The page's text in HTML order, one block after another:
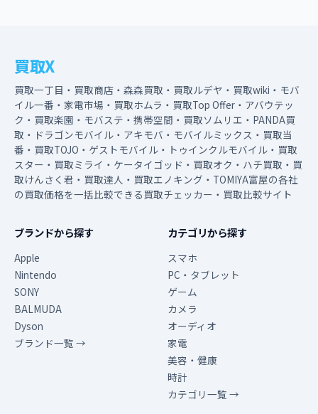
買取X
買取一丁目・買取商店・森森買取・買取ルデヤ・買取wiki・モバ
イル一番・家電市場・買取ホムラ・買取Top Offer・アバウテッ
ク・買取楽園・モバステ・携帯空間・買取ソムリエ・PANDA買
取・ドラゴンモバイル・アキモバ・モバイルミックス・買取当
番・買取TOJO・ゲストモバイル・トゥインクルモバイル・買取
スター・買取ミライ・ケータイゴッド・買取オク・ハチ買取・買
取けんさく君・買取達人・買取エノキング・TOMIYA富屋の各社
の買取価格を一括比較できる買取チェッカー・買取比較サイト
ブランドから探す
Apple
Nintendo
SONY
BALMUDA
Dyson
ブランド一覧 →
カテゴリから探す
スマホ
PC・タブレット
ゲーム
カメラ
オーディオ
家電
美容・健康
時計
カテゴリ一覧 →